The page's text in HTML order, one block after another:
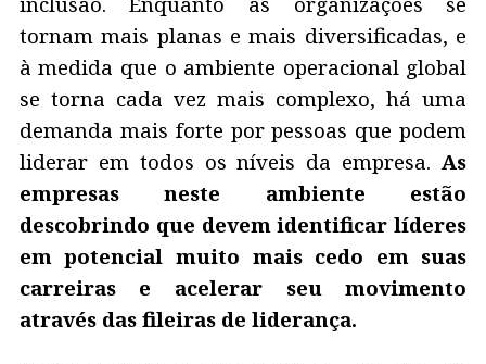
tornam mais planas e mais diversificadas, e
à medida que o ambiente operacional global
se torna cada vez mais complexo, há uma
demanda mais forte por pessoas que podem
liderar em todos os níveis da empresa.As
empresas neste ambiente estão
descobrindo que devem identificar líderes
em potencial muito mais cedo em suas
carreiras e acelerar seu movimento
através das fileiras de liderança.